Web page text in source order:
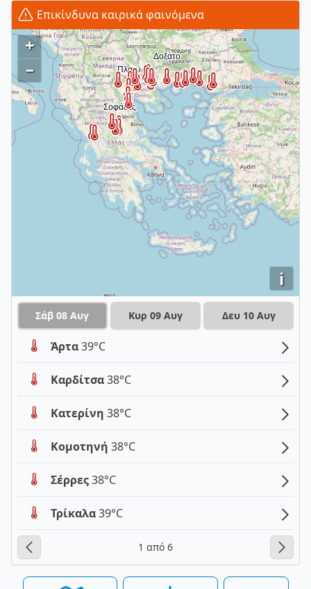
Επικίνδυνα καιρικά φαινόμενα
i
+
–
Σάβ 08 Αυγ Κυρ 09 Αυγ Δευ 10 Αυγ
Άρτα39°C
Καρδίτσα38°C
Κατερίνη 38°C
Κομοτηνή 38°C
Σέρρες38°C
Τρίκαλα39°C
1 από 6